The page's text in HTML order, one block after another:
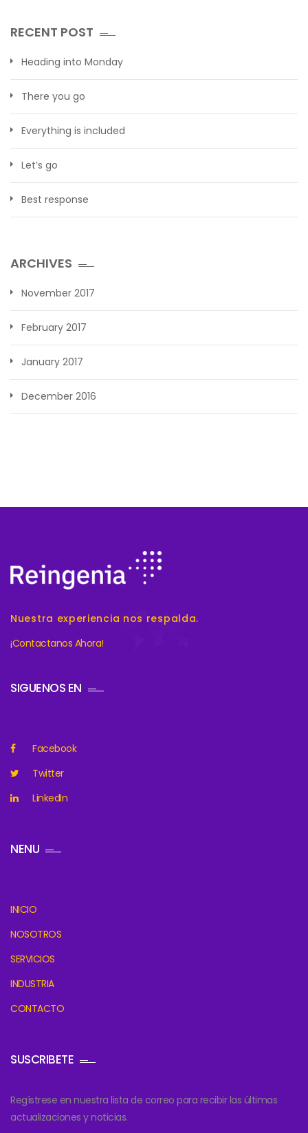
RECENT POST
Heading into Monday
There you go
Everything is included
Let’s go
Best response
ARCHIVES
November 2017
February 2017
January 2017
December 2016
Nuestra experiencia nos respalda.
¡Contactanos Ahora!
SIGUENOS EN
Facebook
Twitter
LinkedIn
NENU
INICIO
NOSOTROS
SERVICIOS
INDUSTRIA
CONTACTO
SUSCRIBETE
Regístrese en nuestra lista de correo para recibir las últimas
actualizaciones y noticias.